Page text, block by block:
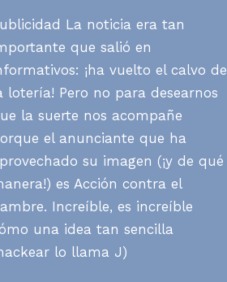
La noticia era tan
que salió en
¡ha vuelto el calvo de
lotería! Pero no para desearnos
la suerte nos acompañe
el anunciante que ha
su imagen (¡y de qué
es Acción contra el
Increíble, es increíble
una idea tan sencilla
lo llama J)